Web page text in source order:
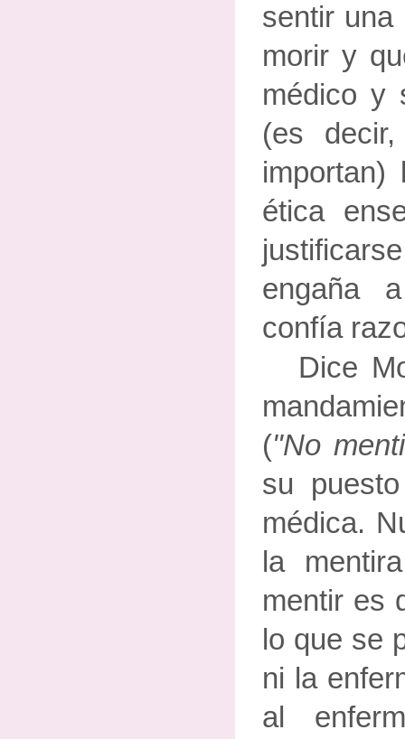
sentir una
morir y
médico y
(es
importan)
ética
engaña
confía
Dice
("No
su
médica.
la
mentir es
lo que se
ni la
al